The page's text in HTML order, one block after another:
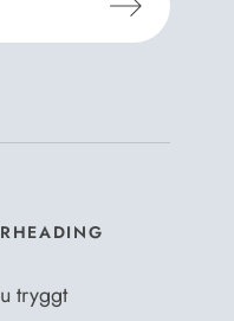
tryggt